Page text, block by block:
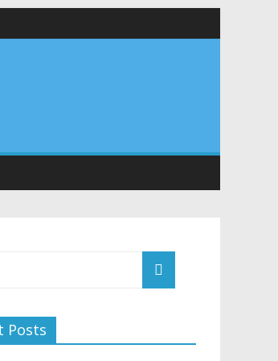
लोगों को न हो दिक्कत
Posts